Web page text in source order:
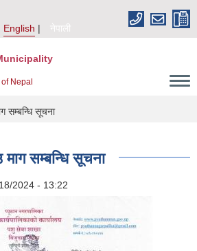
English
नेपाली
Nepal
सम्बन्धि सूचना
माग सम्बन्धि सूचना
2024 - 13:22